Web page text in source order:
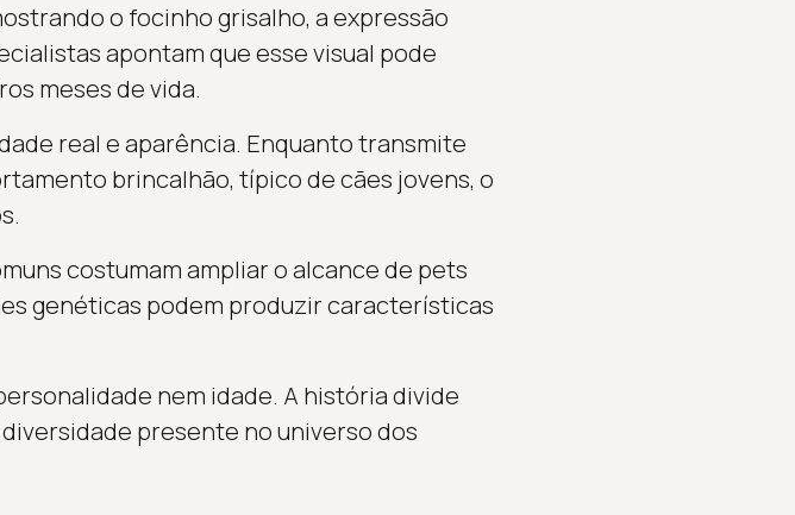
o focinho grisalho, a expressão
apontam que esse visual pode
meses de vida.
real e aparência. Enquanto transmite
brincalhão, típico de cães jovens, o
costumam ampliar o alcance de pets
genéticas podem produzir características
nem idade. A história divide
presente no universo dos